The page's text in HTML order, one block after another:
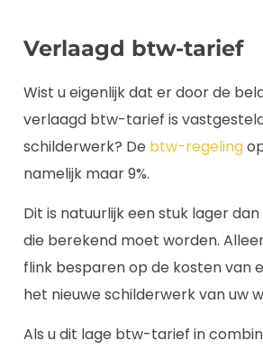
Verlaagd btw-tarief
Wist u eigenlijk dat er door de
verlaagd btw-tarief is
schilderwerk? De btw-regeling
namelijk maar 9%.
Dit is natuurlijk een stuk lager dan
die berekend moet worden.
flink besparen op de kosten van
het nieuwe schilderwerk van uw
Als u dit lage btw-tarief in